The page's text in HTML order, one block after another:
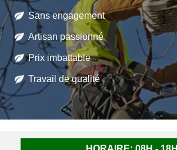
Sans engagement
Artisan passionné
Prix imbattable
Travail de qualité